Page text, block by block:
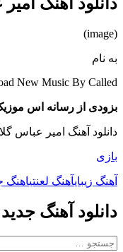
دانلود آهنگ
(image)
به نام
New Music By Called
بزودی از رسانه اس
دانلود آهنگ امیر عباس
بازی
آهنگ زیبایآهنگ لعنتیاهنگ
دانلود آهنگ جدید
جستجو